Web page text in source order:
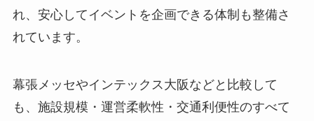
れ、安心してイベントを企画できる体制も整備さ
れています。
幕張メッセやインテックス大阪などと比較して
も、施設規模・運営柔軟性・交通利便性のすべて